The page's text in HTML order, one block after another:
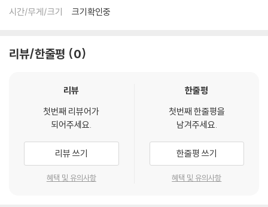
시간/무게/크기
크기확인중
리뷰/한줄평 0
리뷰
첫번째 리뷰어가
되어주세요.
리뷰 쓰기
혜택 및 유의사항
한줄평
첫번째 한줄평을
남겨주세요.
한줄평 쓰기
혜택 및 유의사항